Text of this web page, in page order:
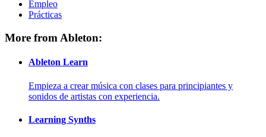
Empleo
Prácticas
More from Ableton:
Ableton Learn
Empieza a crear música con clases para principiantes y
sonidos de artistas con experiencia.
Learning Synths